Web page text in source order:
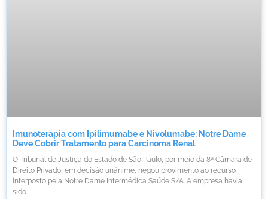
Imunoterapia com Ipilimumabe e Nivolumabe: Notre Dame
Deve Cobrir Tratamento para Carcinoma Renal
O Tribunal de Justiça do Estado de São Paulo, por meio da 8ª Câmara de
Direito Privado, em decisão unânime, negou provimento ao recurso
interposto pela Notre Dame Intermédica Saúde S/A. A empresa havia
sido